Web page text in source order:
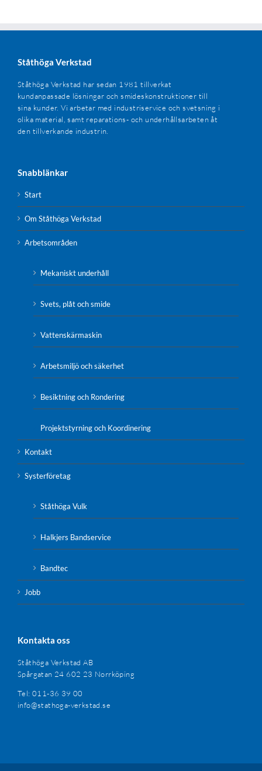
Ståthöga Verkstad
Ståthöga Verkstad har sedan 1981 tillverkat
kundanpassade lösningar och smideskonstruktioner till
sina kunder. Vi arbetar med industriservice och svetsning i
olika material, samt reparations- och underhållsarbeten åt
den tillverkande industrin.
Snabblänkar
Start
Om Ståthöga Verkstad
Arbetsområden
Mekaniskt underhåll
Svets, plåt och smide
Vattenskärmaskin
Arbetsmiljö och säkerhet
Besiktning och Rondering
Projektstyrning och Koordinering
Kontakt
Systerföretag
Ståthöga Vulk
Halkjers Bandservice
Bandtec
Jobb
Kontakta oss
Ståthöga Verkstad AB
Spårgatan 24 602 23 Norrköping
Tel: 011-36 39 00
info@stathoga-verkstad.se